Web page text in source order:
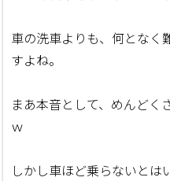
車の洗車よりも、何となく
すよね。
まあ本音として、めんどく
ｗ
しかし車ほど乗らないと